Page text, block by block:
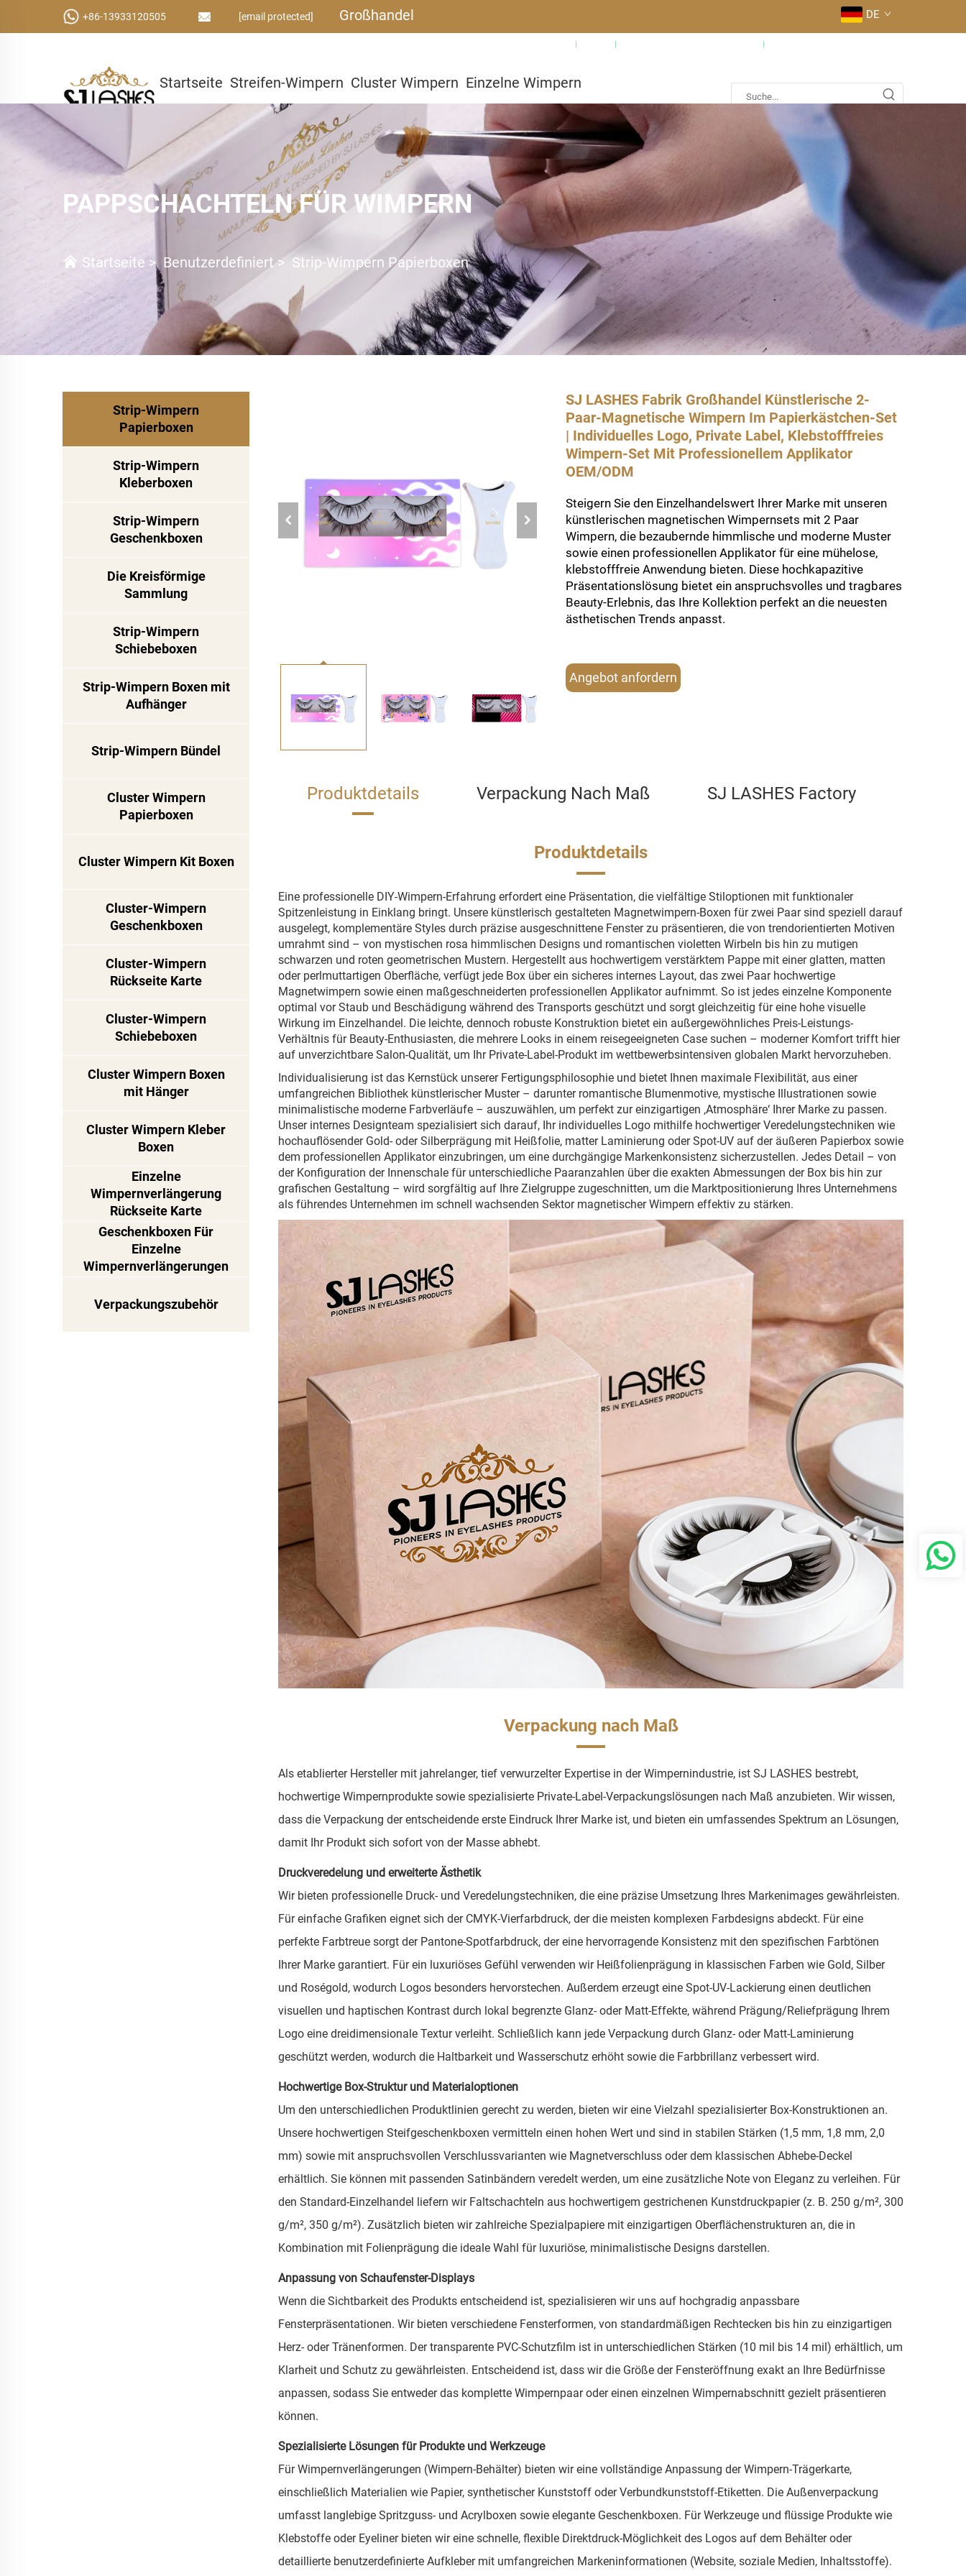
+86-13933120505 [email protected] Großhandel DE
Startseite Streifen-Wimpern Cluster Wimpern Einzelne Wimpern
Kleber & Werkzeuge
Benutzerdefiniert
PAPPSCHACHTELN FÜR WIMPERN
Startseite > Benutzerdefiniert> Strip-Wimpern Papierboxen
Strip-Wimpern
Papierboxen
Strip-Wimpern
Kleberboxen
Strip-Wimpern
Geschenkboxen
Die Kreisförmige
Sammlung
Strip-Wimpern
Schiebeboxen
Strip-Wimpern Boxen mit
Aufhänger
Strip-Wimpern Bündel
Cluster Wimpern
Papierboxen
Cluster Wimpern Kit Boxen
Cluster-Wimpern
Geschenkboxen
Cluster-Wimpern
Rückseite Karte
Cluster-Wimpern
Schiebeboxen
Cluster Wimpern Boxen
mit Hänger
Cluster Wimpern Kleber
Boxen
Einzelne
Wimpernverlängerung
Rückseite Karte
Geschenkboxen Für
Einzelne
Wimpernverlängerungen
Verpackungszubehör
SJ LASHES Fabrik Großhandel Künstlerische 2-
Paar-Magnetische Wimpern Im Papierkästchen-Set
| Individuelles Logo, Private Label, Klebstofffreies
Wimpern-Set Mit Professionellem Applikator
OEM/ODM
Steigern Sie den Einzelhandelswert Ihrer Marke mit unseren
künstlerischen magnetischen Wimpernsets mit 2 Paar
Wimpern, die bezaubernde himmlische und moderne Muster
sowie einen professionellen Applikator für eine mühelose,
klebstofffreie Anwendung bieten. Diese hochkapazitive
Präsentationslösung bietet ein anspruchsvolles und tragbares
Beauty-Erlebnis, das Ihre Kollektion perfekt an die neuesten
ästhetischen Trends anpasst.
Angebot anfordern
Produktdetails Verpackung Nach Maß SJ LASHES Factory
Produktdetails
Eine professionelle DIY-Wimpern-Erfahrung erfordert eine Präsentation, die vielfältige Stiloptionen mit funktionaler
Spitzenleistung in Einklang bringt. Unsere künstlerisch gestalteten Magnetwimpern-Boxen für zwei Paar sind speziell darauf
ausgelegt, komplementäre Styles durch präzise ausgeschnittene Fenster zu präsentieren, die von trendorientierten Motiven
umrahmt sind – von mystischen rosa himmlischen Designs und romantischen violetten Wirbeln bis hin zu mutigen
schwarzen und roten geometrischen Mustern. Hergestellt aus hochwertigem verstärktem Pappe mit einer glatten, matten
oder perlmuttartigen Oberfläche, verfügt jede Box über ein sicheres internes Layout, das zwei Paar hochwertige
Magnetwimpern sowie einen maßgeschneiderten professionellen Applikator aufnimmt. So ist jedes einzelne Komponente
optimal vor Staub und Beschädigung während des Transports geschützt und sorgt gleichzeitig für eine hohe visuelle
Wirkung im Einzelhandel. Die leichte, dennoch robuste Konstruktion bietet ein außergewöhnliches Preis-Leistungs-
Verhältnis für Beauty-Enthusiasten, die mehrere Looks in einem reisegeeigneten Case suchen – moderner Komfort trifft hier
auf unverzichtbare Salon-Qualität, um Ihr Private-Label-Produkt im wettbewerbsintensiven globalen Markt hervorzuheben.
Individualisierung ist das Kernstück unserer Fertigungsphilosophie und bietet Ihnen maximale Flexibilität, aus einer
umfangreichen Bibliothek künstlerischer Muster – darunter romantische Blumenmotive, mystische Illustrationen sowie
minimalistische moderne Farbverläufe – auszuwählen, um perfekt zur einzigartigen ‚Atmosphäre‘ Ihrer Marke zu passen.
Unser internes Designteam spezialisiert sich darauf, Ihr individuelles Logo mithilfe hochwertiger Veredelungstechniken wie
hochauflösender Gold- oder Silberprägung mit Heißfolie, matter Laminierung oder Spot-UV auf der äußeren Papierbox sowie
dem professionellen Applikator einzubringen, um eine durchgängige Markenkonsistenz sicherzustellen. Jedes Detail – von
der Konfiguration der Innenschale für unterschiedliche Paaranzahlen über die exakten Abmessungen der Box bis hin zur
grafischen Gestaltung – wird sorgfältig auf Ihre Zielgruppe zugeschnitten, um die Marktpositionierung Ihres Unternehmens
als führendes Unternehmen im schnell wachsenden Sektor magnetischer Wimpern effektiv zu stärken.
Verpackung nach Maß
Als etablierter Hersteller mit jahrelanger, tief verwurzelter Expertise in der Wimpernindustrie, ist SJ LASHES bestrebt,
hochwertige Wimpernprodukte sowie spezialisierte Private-Label-Verpackungslösungen nach Maß anzubieten. Wir wissen,
dass die Verpackung der entscheidende erste Eindruck Ihrer Marke ist, und bieten ein umfassendes Spektrum an Lösungen,
damit Ihr Produkt sich sofort von der Masse abhebt.
Druckveredelung und erweiterte Ästhetik
Wir bieten professionelle Druck- und Veredelungstechniken, die eine präzise Umsetzung Ihres Markenimages gewährleisten.
Für einfache Grafiken eignet sich der CMYK-Vierfarbdruck, der die meisten komplexen Farbdesigns abdeckt. Für eine
perfekte Farbtreue sorgt der Pantone-Spotfarbdruck, der eine hervorragende Konsistenz mit den spezifischen Farbtönen
Ihrer Marke garantiert. Für ein luxuriöses Gefühl verwenden wir Heißfolienprägung in klassischen Farben wie Gold, Silber
und Roségold, wodurch Logos besonders hervorstechen. Außerdem erzeugt eine Spot-UV-Lackierung einen deutlichen
visuellen und haptischen Kontrast durch lokal begrenzte Glanz- oder Matt-Effekte, während Prägung/Reliefprägung Ihrem
Logo eine dreidimensionale Textur verleiht. Schließlich kann jede Verpackung durch Glanz- oder Matt-Laminierung
geschützt werden, wodurch die Haltbarkeit und Wasserschutz erhöht sowie die Farbbrillanz verbessert wird.
Hochwertige Box-Struktur und Materialoptionen
Um den unterschiedlichen Produktlinien gerecht zu werden, bieten wir eine Vielzahl spezialisierter Box-Konstruktionen an.
Unsere hochwertigen Steifgeschenkboxen vermitteln einen hohen Wert und sind in stabilen Stärken (1,5 mm, 1,8 mm, 2,0
mm) sowie mit anspruchsvollen Verschlussvarianten wie Magnetverschluss oder dem klassischen Abhebe-Deckel
erhältlich. Sie können mit passenden Satinbändern veredelt werden, um eine zusätzliche Note von Eleganz zu verleihen. Für
den Standard-Einzelhandel liefern wir Faltschachteln aus hochwertigem gestrichenen Kunstdruckpapier (z. B. 250 g/m², 300
g/m², 350 g/m²). Zusätzlich bieten wir zahlreiche Spezialpapiere mit einzigartigen Oberflächenstrukturen an, die in
Kombination mit Folienprägung die ideale Wahl für luxuriöse, minimalistische Designs darstellen.
Anpassung von Schaufenster-Displays
Wenn die Sichtbarkeit des Produkts entscheidend ist, spezialisieren wir uns auf hochgradig anpassbare
Fensterpräsentationen. Wir bieten verschiedene Fensterformen, von standardmäßigen Rechtecken bis hin zu einzigartigen
Herz- oder Tränenformen. Der transparente PVC-Schutzfilm ist in unterschiedlichen Stärken (10 mil bis 14 mil) erhältlich, um
Klarheit und Schutz zu gewährleisten. Entscheidend ist, dass wir die Größe der Fensteröffnung exakt an Ihre Bedürfnisse
anpassen, sodass Sie entweder das komplette Wimpernpaar oder einen einzelnen Wimpernabschnitt gezielt präsentieren
können.
Spezialisierte Lösungen für Produkte und Werkzeuge
Für Wimpernverlängerungen (Wimpern-Behälter) bieten wir eine vollständige Anpassung der Wimpern-Trägerkarte,
einschließlich Materialien wie Papier, synthetischer Kunststoff oder Verbundkunststoff-Etiketten. Die Außenverpackung
umfasst langlebige Spritzguss- und Acrylboxen sowie elegante Geschenkboxen. Für Werkzeuge und flüssige Produkte wie
Klebstoffe oder Eyeliner bieten wir eine schnelle, flexible Direktdruck-Möglichkeit des Logos auf dem Behälter oder
detaillierte benutzerdefinierte Aufkleber mit umfangreichen Markeninformationen (Website, soziale Medien, Inhaltsstoffe).